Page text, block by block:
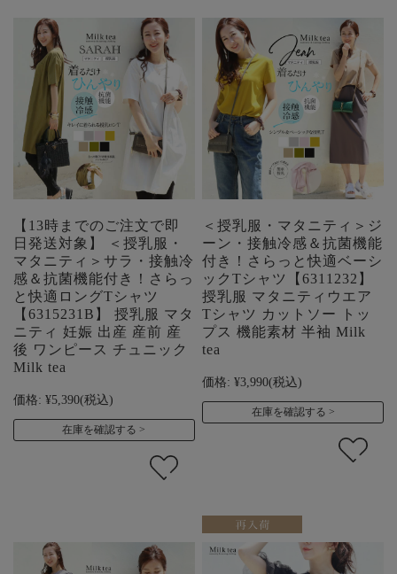
【13時までのご注文で即
日発送対象】 ＜授乳服・
マタニティ＞サラ・接触冷
感＆抗菌機能付き！さらっ
と快適ロングTシャツ
【6315231B】 授乳服 マタ
ニティ 妊娠 出産 産前 産
後 ワンピース チュニック
Milk tea
価格: ¥5,390(税込)
在庫を確認する
＜授乳服・マタニティ＞ジ
ーン・接触冷感＆抗菌機能
付き！さらっと快適ベーシ
ックTシャツ【6311232】
授乳服 マタニティウエア
Tシャツ カットソー トッ
プス 機能素材 半袖 Milk
tea
価格: ¥3,990(税込)
在庫を確認する